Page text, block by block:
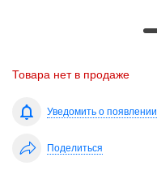
Товара нет в продаже
Уведомить о появлении
Поделиться